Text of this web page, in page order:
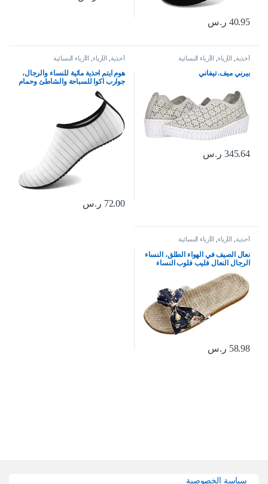
40.95 ر.س
أحذية الأزياء الأزياء النسائية
بيرني ميف. تيفاني
345.64 ر.س
أحذية الأزياء الأزياء النسائية
هوم ايتم احذية مائية للنساء والرجال،
جوارب اكوا للسباحة والشاطئ وحمام
السباحة والنهر سهلة الارتداء وسريعة
الجفاف للعطلات والرحلات البحرية
من ملحقات اساسيات اليوجا والكاياك
72.00 ر.س
أحذية الأزياء الأزياء النسائية
نعال الصيف في الهواء الطلق، النساء
الرجال النعال فليب فلوب النساء
النعال الزهور القوس الكتان فليب
فلوب الصنادل إسفين النعال النساء
أحذية
58.98 ر.س
سياسة الخصوصية